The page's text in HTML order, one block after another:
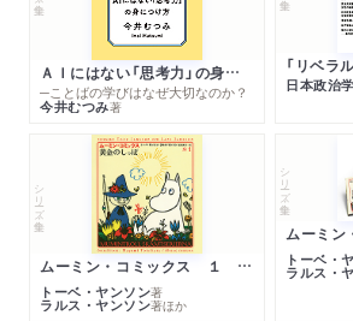
ＡＩにはない「思考力」の身につけ方
─ことばの学びはなぜ大切なのか？
今井むつみ著
日本政治
シリーズ・全集
ムーミン・コミックス １ 黄金のしっぽ
トーベ・ヤンソン著
ラルス・ヤンソン著ほか
シリーズ・全集
トーベ・
ラルス・